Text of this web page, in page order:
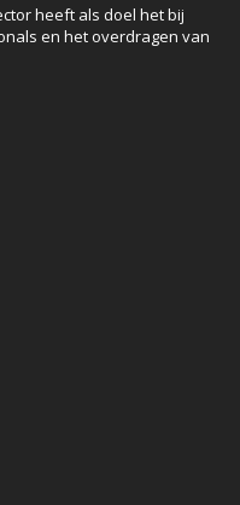
heeft als doel het bij
en het overdragen van